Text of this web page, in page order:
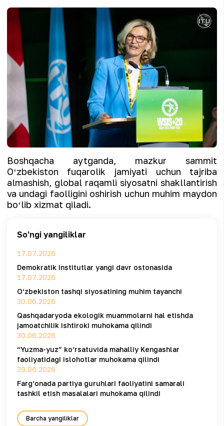
Boshqacha aytganda, mazkur sammit
Oʻzbekiston fuqarolik jamiyati uchun tajriba
almashish, global raqamli siyosatni shakllantirish
va undagi faolligini oshirish uchun muhim maydon
boʻlib xizmat qiladi.
So'ngi yangiliklar
17.07.2026
Demokratik institutlar yangi davr ostonasida
17.07.2026
O‘zbekiston tashqi siyosatining muhim tayanchi
30.06.2026
Qashqadaryoda ekologik muammolarni hal etishda
jamoatchilik ishtiroki muhokama qilindi
30.06.2026
“Yuzma-yuz” ko‘rsatuvida mahalliy Kengashlar
faoliyatidagi islohotlar muhokama qilindi
29.06.2026
Farg‘onada partiya guruhlari faoliyatini samarali
tashkil etish masalalari muhokama qilindi
Barcha yangiliklar